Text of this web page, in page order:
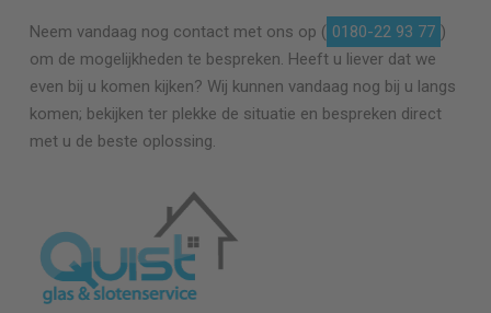
Neem vandaag nog contact met ons op ( 0180-22 93 77 )
om de mogelijkheden te bespreken. Heeft u liever dat we
even bij u komen kijken? Wij kunnen vandaag nog bij u langs
komen; bekijken ter plekke de situatie en bespreken direct
met u de beste oplossing.